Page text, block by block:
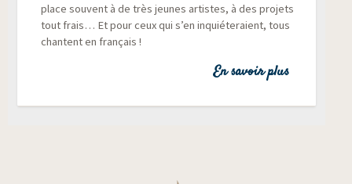
place sou­vent à de très jeunes artistes, à des pro­jets
tout frais… Et pour ceux qui s’en inquié­te­raient, tous
chantent en français !
En savoir plus